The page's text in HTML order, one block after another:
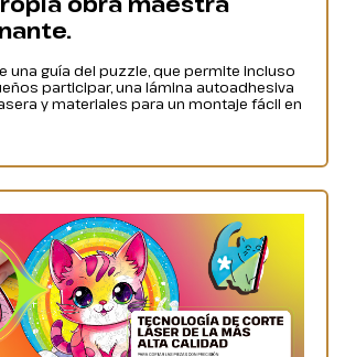
una guía del puzzle, que permite incluso
participar, una lámina autoadhesiva
y materiales para un montaje fácil en